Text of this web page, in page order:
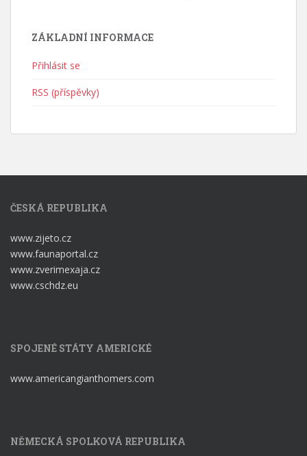
ZÁKLADNÍ INFORMACE
Přihlásit se
RSS (příspěvky)
ČESKÁ REPUBLIKA
www.zijeto.cz
www.faunaportal.cz
www.zverimexaja.cz
www.cschdz.eu
SPOJENÉ STÁTY AMERICKÉ
www.americangianthomers.com
NĚMECKÁ SPOLKOVÁ REPUBLIKA